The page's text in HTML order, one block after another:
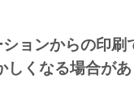
ョンからの印刷
しくなる場合が